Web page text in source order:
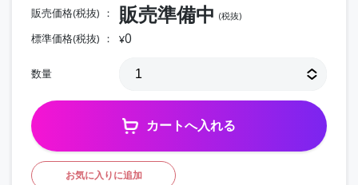
販売価格(税抜) 販売準備中 (税抜)
標準価格(税抜) ¥0
数量
カートへ入れる
お気に入りに追加